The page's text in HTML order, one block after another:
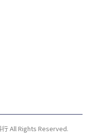
All Rights Reserved.